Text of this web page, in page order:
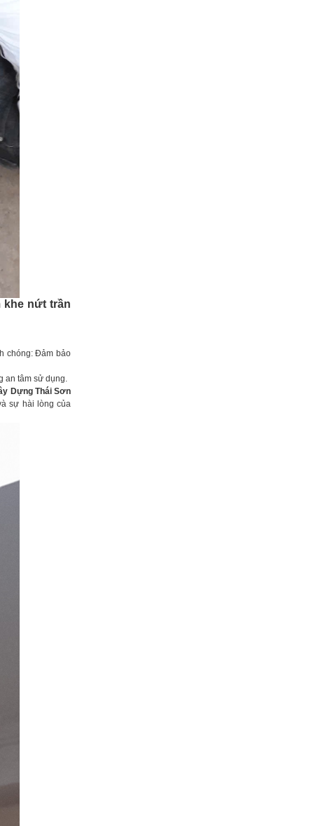
khe nứt trần
chóng: Đảm bảo
an tâm sử dụng.
Dựng Thái Sơn
sự hài lòng của